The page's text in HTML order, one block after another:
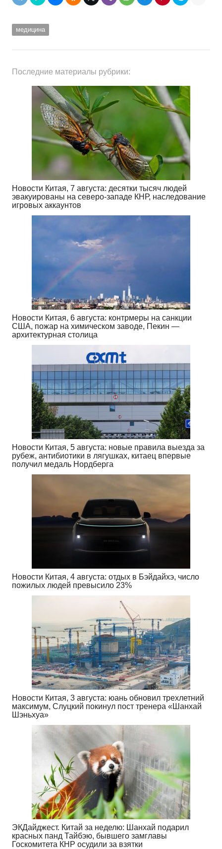
медицина
Последние материалы рубрики:
Новости Китая, 7 августа: десятки тысяч людей
эвакуированы на северо-западе КНР, наследование
игровых аккаунтов
Новости Китая, 6 августа: контрмеры на санкции
США, пожар на химическом заводе, Пекин —
архитектурная столица
Новости Китая, 5 августа: новые правила выезда за
рубеж, антибиотики в лягушках, китаец впервые
получил медаль Нордберга
Новости Китая, 4 августа: отдых в Бэйдайхэ, число
пожилых людей превысило 23%
Новости Китая, 3 августа: юань обновил трехлетний
максимум, Слуцкий покинул пост тренера «Шанхай
Шэньхуа»
ЭКДайджест. Китай за неделю: Шанхай подарил
красных панд Тайбэю, бывшего замглавы
Госкомитета КНР осудили за взятки